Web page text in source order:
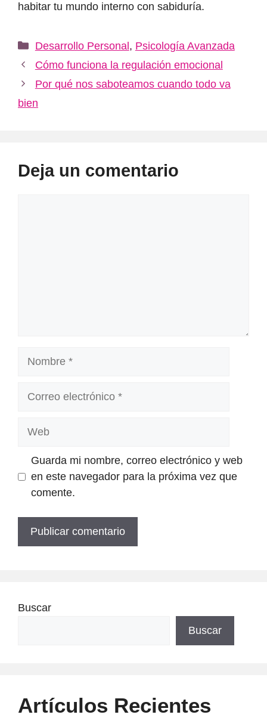
habitar tu mundo interno con sabiduría.
Categorías
Desarrollo Personal , Psicología Avanzada
Cómo funciona la regulación emocional
Por qué nos saboteamos cuando todo va
bien
Deja un comentario
Nombre
Guarda mi nombre, correo electrónico y web
en este navegador para la próxima vez que
comente.
Buscar
Buscar
Artículos Recientes